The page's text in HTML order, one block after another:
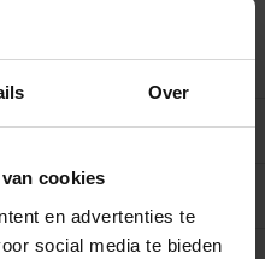
Over
cookies
en advertenties te
social media te bieden
besteld, dezelfde dag